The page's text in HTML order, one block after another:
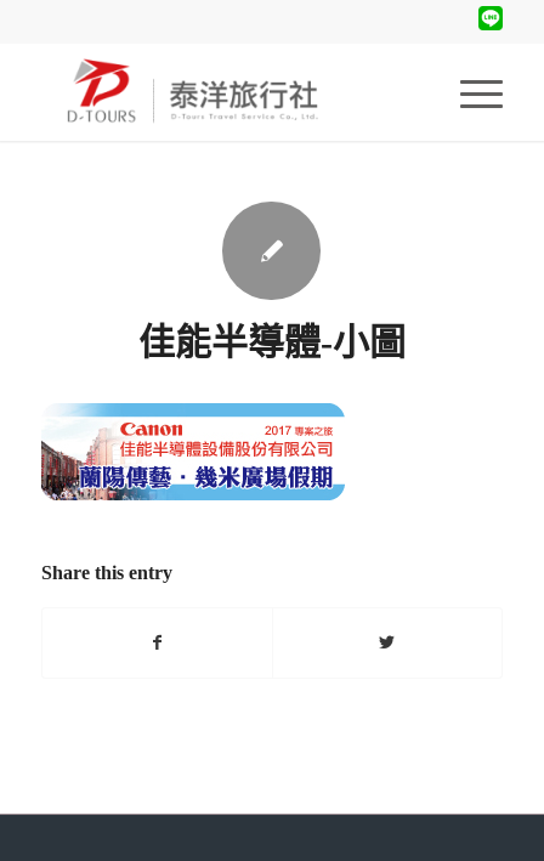
佳能半導體-小圖
Share this entry